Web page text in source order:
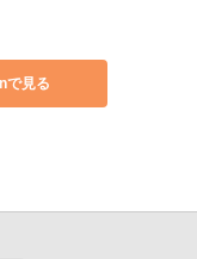
で見る